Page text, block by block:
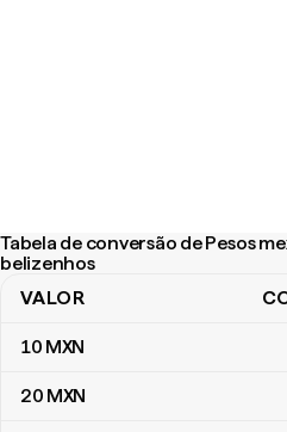
Tabela de conversão de Pesos
belizenhos
Tabela de conversão de Pesos
VALOR
10 MXN
20 MXN